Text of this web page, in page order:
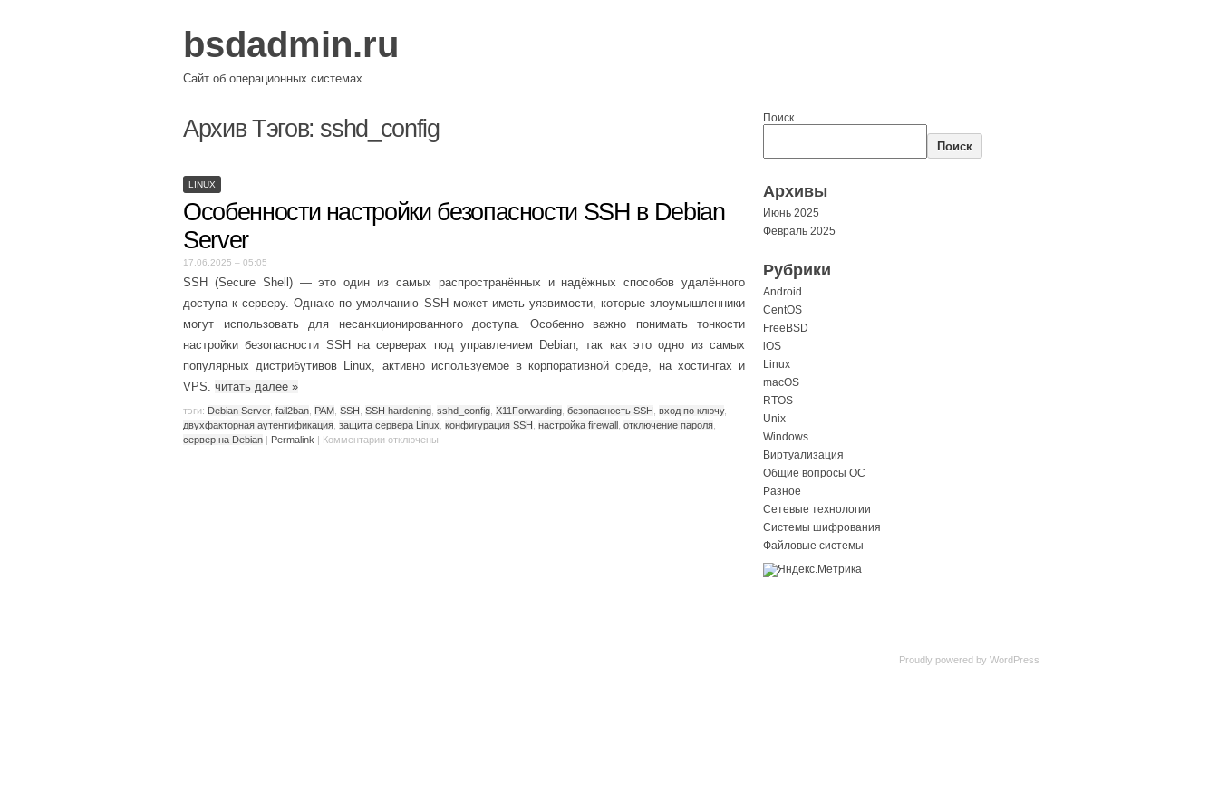
bsdadmin.ru
Сайт об операционных системах
Архив Тэгов: sshd_config
LINUX
Особенности настройки безопасности SSH в Debian
Server
17.06.2025 – 05:05
SSH (Secure Shell) — это один из самых распространённых и надёжных способов удалённого
доступа к серверу. Однако по умолчанию SSH может иметь уязвимости, которые злоумышленники
могут использовать для несанкционированного доступа. Особенно важно понимать тонкости
настройки безопасности SSH на серверах под управлением Debian, так как это одно из самых
популярных дистрибутивов Linux, активно используемое в корпоративной среде, на хостингах и
VPS. читать далее »
тэги: Debian Server, fail2ban PAM SSH SSH hardening sshd_config X11Forwarding безопасность SSH вход по ключу,
двухфакторная аутентификация защита сервера Linux конфигурация SSH настройка firewall отключение пароля
сервер на Debian | Permalink | Комментарии отключены
Поиск
Поиск
Архивы
Июнь 2025
Февраль 2025
Рубрики
Android
CentOS
FreeBSD
iOS
Linux
macOS
RTOS
Unix
Windows
Виртуализация
Общие вопросы ОС
Разное
Сетевые технологии
Системы шифрования
Файловые системы
Proudly powered by WordPress